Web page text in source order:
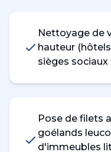
Nettoyage de
hauteur
sièges
Pose de filets
goélands
d'immeubles